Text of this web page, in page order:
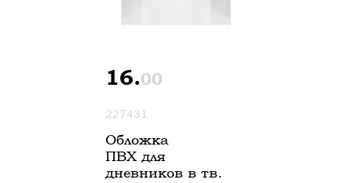
16.00
227431
Обложка
ПВХ для
дневников в тв.